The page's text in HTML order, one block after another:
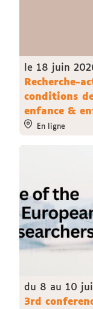
le 18 juin
Recherche-
conditions
enfance &
En ligne
du 8 au 10
3rd